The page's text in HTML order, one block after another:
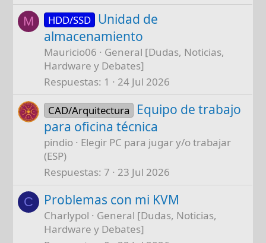
M HDD/SSD Unidad de
almacenamiento
Mauricio06
General [Dudas, Noticias,
Hardware y Debates]
Respuestas 1 24 Jul 2026
CAD/Arquitectura
Equipo de trabajo
para oficina técnica
pindio
Elegir PC para jugar y/o trabajar
(ESP)
Respuestas 7 23 Jul 2026
C Problemas con mi KVM
Charlypol
General [Dudas, Noticias,
Hardware y Debates]